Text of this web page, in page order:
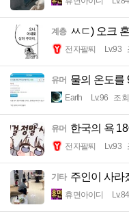
계층 ㅆㄷ) 오크
전자팔찌 Lv.93
유머 물의 온도를
Earth Lv.96 조
유머 한국의 욕
전자팔찌 Lv.93
기타 주인이 사라
휴면아이디 Lv.84